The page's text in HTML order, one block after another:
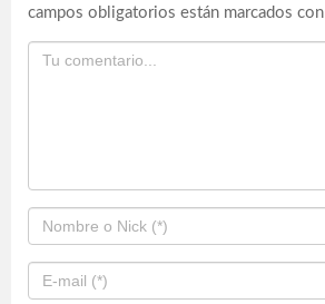
campos obligatorios están marcados con